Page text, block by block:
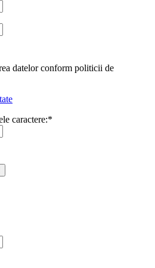
datelor conform politicii de
caractere:*